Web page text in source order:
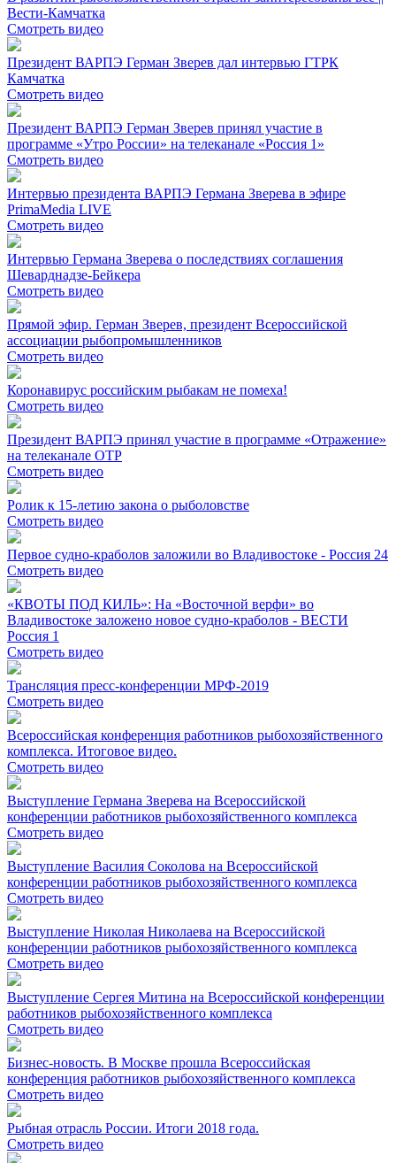
Вести-Камчатка
Смотреть видео
Президент ВАРПЭ Герман Зверев дал интервью ГТРК
Камчатка
Смотреть видео
Президент ВАРПЭ Герман Зверев принял участие в
программе «Утро России» на телеканале «Россия 1»
Смотреть видео
Интервью президента ВАРПЭ Германа Зверева в эфире
PrimaMedia LIVE
Смотреть видео
Интервью Германа Зверева о последствиях соглашения
Шеварднадзе-Бейкера
Смотреть видео
Прямой эфир. Герман Зверев, президент Всероссийской
ассоциации рыбопромышленников
Смотреть видео
Коронавирус российским рыбакам не помеха!
Смотреть видео
Президент ВАРПЭ принял участие в программе «Отражение»
на телеканале ОТР
Смотреть видео
Ролик к 15-летию закона о рыболовстве
Смотреть видео
Первое судно-краболов заложили во Владивостоке - Россия 24
Смотреть видео
«КВОТЫ ПОД КИЛЬ»: На «Восточной верфи» во
Владивостоке заложено новое судно-краболов - ВЕСТИ
Россия 1
Смотреть видео
Трансляция пресс-конференции МРФ-2019
Смотреть видео
Всероссийская конференция работников рыбохозяйственного
комплекса. Итоговое видео.
Смотреть видео
Выступление Германа Зверева на Всероссийской
конференции работников рыбохозяйственного комплекса
Смотреть видео
Выступление Василия Соколова на Всероссийской
конференции работников рыбохозяйственного комплекса
Смотреть видео
Выступление Николая Николаева на Всероссийской
конференции работников рыбохозяйственного комплекса
Смотреть видео
Выступление Сергея Митина на Всероссийской конференции
работников рыбохозяйственного комплекса
Смотреть видео
Бизнес-новость. В Москве прошла Всероссийская
конференция работников рыбохозяйственного комплекса
Смотреть видео
Рыбная отрасль России. Итоги 2018 года.
Смотреть видео